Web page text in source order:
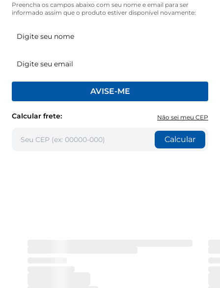
Preencha os campos abaixo com seu nome e email para ser
informado assim que o produto estiver disponível novamente:
AVISE-ME
Calcular frete: Não sei meu CEP
Calcular